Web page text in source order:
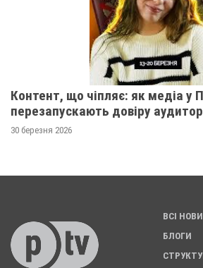
Контент, що чіпляє: як медіа у
перезапускають довіру
30 березня 2026
ВСІ
БЛОГИ